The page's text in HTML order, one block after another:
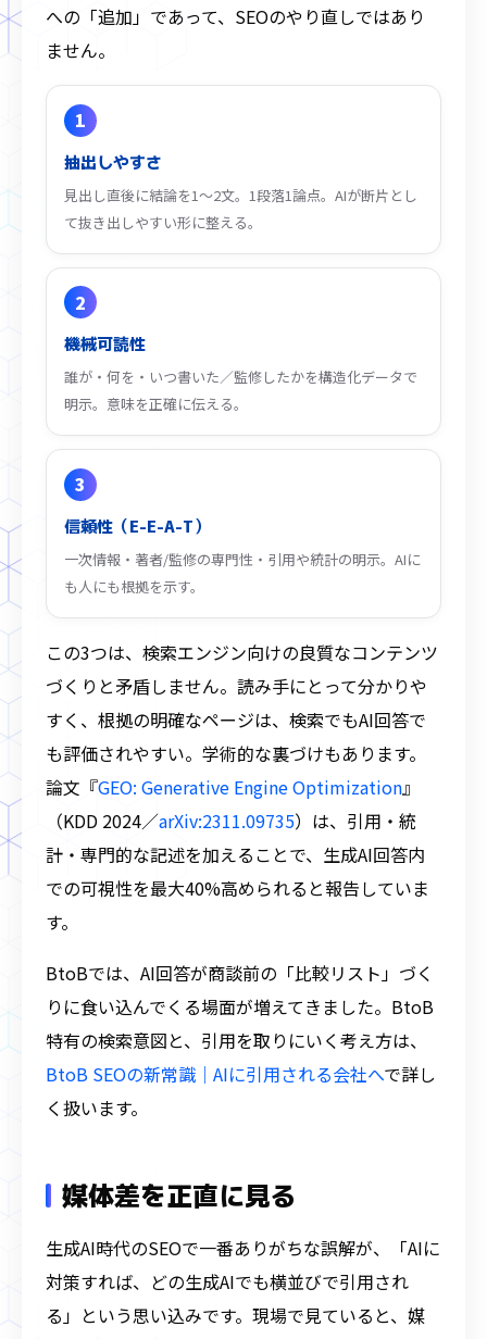
への「追加」であって、SEOのやり直しではあり
ません。
1
抽出しやすさ
見出し直後に結論を1〜2文。1段落1論点。AIが断片とし
て抜き出しやすい形に整える。
2
機械可読性
誰が・何を・いつ書いた／監修したかを構造化データで
明示。意味を正確に伝える。
3
信頼性（E-E-A-T）
一次情報・著者/監修の専門性・引用や統計の明示。AIに
も人にも根拠を示す。
この3つは、検索エンジン向けの良質なコンテンツ
づくりと矛盾しません。読み手にとって分かりや
すく、根拠の明確なページは、検索でもAI回答で
も評価されやすい。学術的な裏づけもあります。
論文『GEO: Generative Engine Optimization』
（KDD 2024／arXiv:2311.09735）は、引用・統
計・専門的な記述を加えることで、生成AI回答内
での可視性を最大40%高められると報告していま
す。
BtoBでは、AI回答が商談前の「比較リスト」づく
りに食い込んでくる場面が増えてきました。BtoB
特有の検索意図と、引用を取りにいく考え方は、
BtoB SEOの新常識｜AIに引用される会社へで詳し
く扱います。
媒体差を正直に見る
生成AI時代のSEOで一番ありがちな誤解が、「AIに
対策すれば、どの生成AIでも横並びで引用され
る」という思い込みです。現場で見ていると、媒